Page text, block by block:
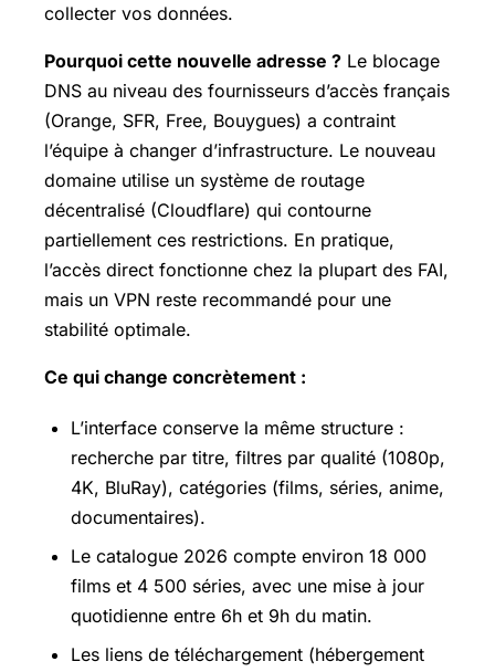
collecter vos données.
Pourquoi cette nouvelle adresse ? Le blocage
DNS au niveau des fournisseurs d’accès français
(Orange, SFR, Free, Bouygues) a contraint
l’équipe à changer d’infrastructure. Le nouveau
domaine utilise un système de routage
décentralisé (Cloudflare) qui contourne
partiellement ces restrictions. En pratique,
l’accès direct fonctionne chez la plupart des FAI,
mais un VPN reste recommandé pour une
stabilité optimale.
Ce qui change concrètement :
L’interface conserve la même structure :
recherche par titre, filtres par qualité (1080p,
4K, BluRay), catégories (films, séries, anime,
documentaires).
Le catalogue 2026 compte environ 18 000
films et 4 500 séries, avec une mise à jour
quotidienne entre 6h et 9h du matin.
Les liens de téléchargement (hébergement